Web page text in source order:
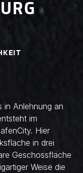
in Anlehnung an
im
Hier
in drei
Geschossfläche
Weise die